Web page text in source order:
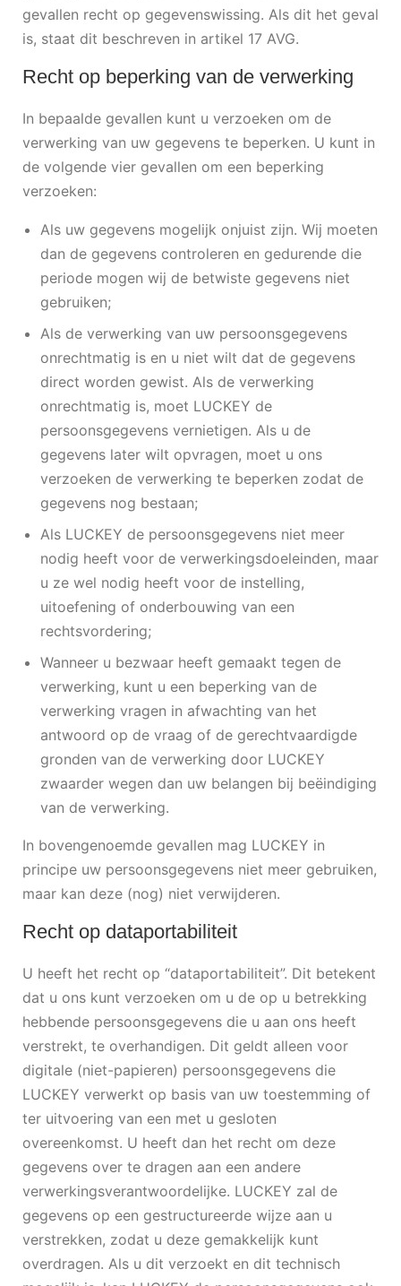
gevallen recht op gegevenswissing. Als dit het geval
is, staat dit beschreven in artikel 17 AVG.
Recht op beperking van de verwerking
In bepaalde gevallen kunt u verzoeken om de
verwerking van uw gegevens te beperken. U kunt in
de volgende vier gevallen om een beperking
verzoeken:
Als uw gegevens mogelijk onjuist zijn. Wij moeten
dan de gegevens controleren en gedurende die
periode mogen wij de betwiste gegevens niet
gebruiken;
Als de verwerking van uw persoonsgegevens
onrechtmatig is en u niet wilt dat de gegevens
direct worden gewist. Als de verwerking
onrechtmatig is, moet LUCKEY de
persoonsgegevens vernietigen. Als u de
gegevens later wilt opvragen, moet u ons
verzoeken de verwerking te beperken zodat de
gegevens nog bestaan;
Als LUCKEY de persoonsgegevens niet meer
nodig heeft voor de verwerkingsdoeleinden, maar
u ze wel nodig heeft voor de instelling,
uitoefening of onderbouwing van een
rechtsvordering;
Wanneer u bezwaar heeft gemaakt tegen de
verwerking, kunt u een beperking van de
verwerking vragen in afwachting van het
antwoord op de vraag of de gerechtvaardigde
gronden van de verwerking door LUCKEY
zwaarder wegen dan uw belangen bij beëindiging
van de verwerking.
In bovengenoemde gevallen mag LUCKEY in
principe uw persoonsgegevens niet meer gebruiken,
maar kan deze (nog) niet verwijderen.
Recht op dataportabiliteit
U heeft het recht op “dataportabiliteit”. Dit betekent
dat u ons kunt verzoeken om u de op u betrekking
hebbende persoonsgegevens die u aan ons heeft
verstrekt, te overhandigen. Dit geldt alleen voor
digitale (niet-papieren) persoonsgegevens die
LUCKEY verwerkt op basis van uw toestemming of
ter uitvoering van een met u gesloten
overeenkomst. U heeft dan het recht om deze
gegevens over te dragen aan een andere
verwerkingsverantwoordelijke. LUCKEY zal de
gegevens op een gestructureerde wijze aan u
verstrekken, zodat u deze gemakkelijk kunt
overdragen. Als u dit verzoekt en dit technisch